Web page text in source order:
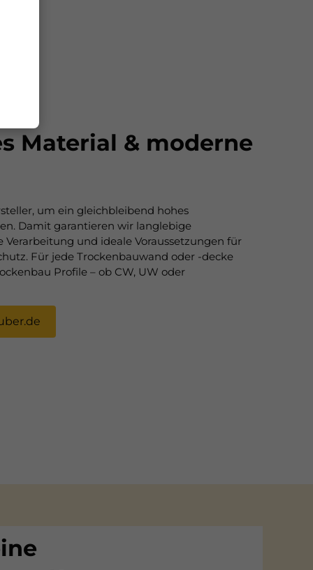
Material & moderne
um ein gleichbleibend hohes
Damit garantieren wir langlebige
Verarbeitung und ideale Voraussetzungen für
Für jede Trockenbauwand oder -decke
Profile – ob CW, UW oder